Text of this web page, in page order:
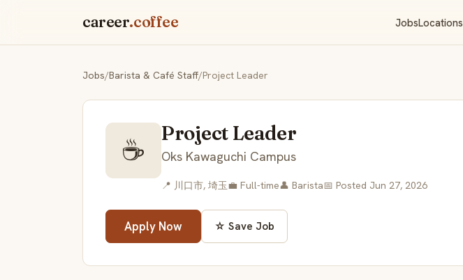
career.coffee JobsLocations
Jobs/Barista & Café Staff/Project Leader
☕ Project Leader
Oks Kawaguchi Campus
📍 川口市, 埼玉💼 Full-time👤 Barista📅 Posted Jun 27, 2026
Apply Now ☆ Save Job